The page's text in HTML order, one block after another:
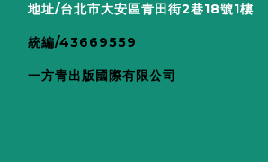
地址/台北市大安區青田街2巷18號1樓
統編/43669559
一方青出版國際有限公司